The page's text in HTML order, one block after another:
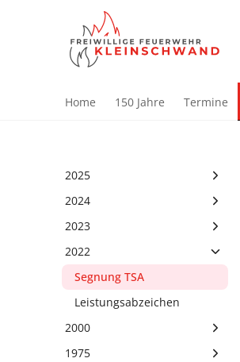
Home 150 Jahre Termine
2025
Seifenkistenrennen
Maibaum auftstellen
Patenbitten FF
Kleinschwand
2024
Ausbildung Truppmann
Leistungsabzeichen
Patenbitten FF
Tännesberg
2023
Maibaum aufstellen
Florianitag
Johannisfeuer
Partynacht
Leistungsabzeichen
2022
Segnung TSA
Leistungsabzeichen
2000
125 Jahre
1975